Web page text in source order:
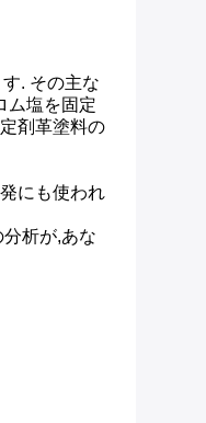
. その主な
ム塩を固定
剤革塗料の
にも使われ
析が,あな